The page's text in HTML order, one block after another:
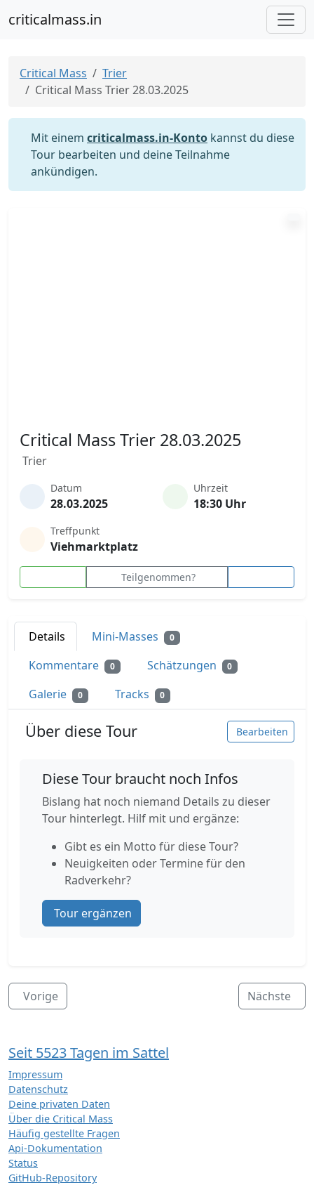
criticalmass.in
Critical Mass
Trier
Critical Mass Trier 28.03.2025
Mit einem criticalmass.in-Konto kannst du diese
Tour bearbeiten und deine Teilnahme
ankündigen.
Critical Mass Trier 28.03.2025
Trier
Datum
28.03.2025
Uhrzeit
18:30 Uhr
Treffpunkt
Viehmarktplatz
Teilgenommen?
Details Mini-Masses 0
Kommentare 0 Schätzungen 0
Galerie 0 Tracks 0
Über diese Tour Bearbeiten
Diese Tour braucht noch Infos
Bislang hat noch niemand Details zu dieser
Tour hinterlegt. Hilf mit und ergänze:
Gibt es ein Motto für diese Tour?
Neuigkeiten oder Termine für den
Radverkehr?
Tour ergänzen
Vorige Nächste
Seit 5523 Tagen im Sattel
Impressum
Datenschutz
Deine privaten Daten
Über die Critical Mass
Häufig gestellte Fragen
Api-Dokumentation
Status
GitHub-Repository